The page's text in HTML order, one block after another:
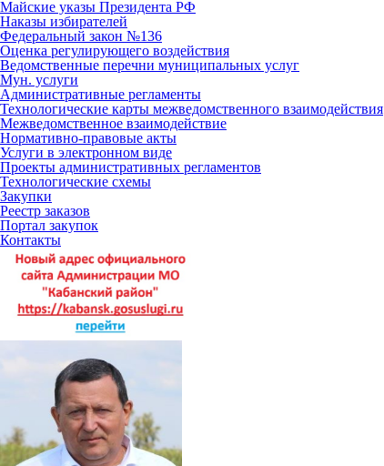
Майские указы Президента РФ
Наказы избирателей
Федеральный закон №136
Оценка регулирующего воздействия
Ведомственные перечни муниципальных услуг
Мун. услуги
Административные регламенты
Технологические карты межведомственного взаимодействия
Межведомственное взаимодействие
Нормативно-правовые акты
Услуги в электронном виде
Проекты административных регламентов
Технологические схемы
Закупки
Реестр заказов
Портал закупок
Контакты